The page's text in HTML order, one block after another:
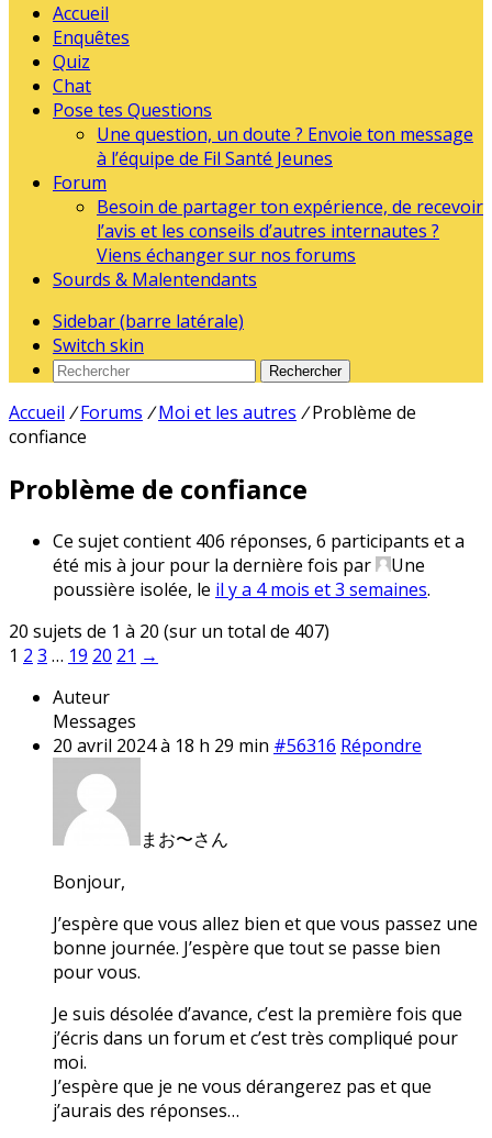
Accueil
Enquêtes
Quiz
Chat
Pose tes Questions
Une question, un doute ? Envoie ton message
à l’équipe de Fil Santé Jeunes
Forum
Besoin de partager ton expérience, de recevoir
l’avis et les conseils d’autres internautes ?
Viens échanger sur nos forums
Sourds & Malentendants
Sidebar (barre latérale)
Switch skin
Rechercher
Accueil / Forums / Moi et les autres / Problème de
confiance
Problème de confiance
Ce sujet contient 406 réponses, 6 participants et a
été mis à jour pour la dernière fois par
Une
poussière isolée, le il y a 4 mois et 3 semaines.
20 sujets de 1 à 20 (sur un total de 407)
1 2 3 … 19 20 21 →
Auteur
Messages
20 avril 2024 à 18 h 29 min #56316 Répondre
まお〜さん
Bonjour,
J’espère que vous allez bien et que vous passez une
bonne journée. J’espère que tout se passe bien
pour vous.
Je suis désolée d’avance, c’est la première fois que
j’écris dans un forum et c’est très compliqué pour
moi.
J’espère que je ne vous dérangerez pas et que
j’aurais des réponses…